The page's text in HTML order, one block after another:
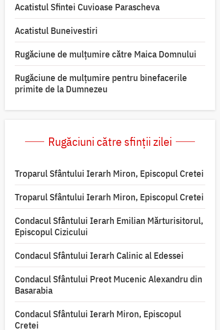
Acatistul Sfintei Cuvioase Parascheva
Acatistul Buneivestiri
Rugăciune de mulţumire către Maica Domnului
Rugăciune de mulțumire pentru binefacerile
primite de la Dumnezeu
Rugăciuni către sfinții zilei
Troparul Sfântului Ierarh Miron, Episcopul Cretei
Troparul Sfântului Ierarh Miron, Episcopul Cretei
Condacul Sfântului Ierarh Emilian Mărturisitorul,
Episcopul Cizicului
Condacul Sfântului Ierarh Calinic al Edessei
Condacul Sfântului Preot Mucenic Alexandru din
Basarabia
Condacul Sfântului Ierarh Miron, Episcopul
Cretei